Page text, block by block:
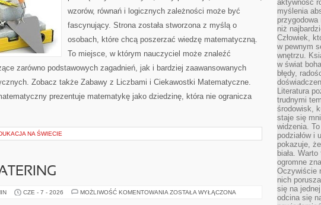
wzorów, równań i logicznych zależności może być
fascynujący. Strona została stworzona z myślą o
osobach, które chcą poszerzać wiedzę matematyczną.
To miejsce, w którym nauczyciel może znaleźć
zarówno podstawowych zagadnień, jak i bardziej zaawansowanych
Zobacz także Zabawy z Liczbami i Ciekawostki Matematyczne.
prezentuje matematykę jako dziedzinę, która nie ogranicza
NA ŚWIECIE
CZE - 7 - 2026 MOŻLIWOŚĆ KOMENTOWANIA MENU
ZOSTAŁA WYŁĄCZONA
aktywność
myślenia
niż
Człowiek,
w pewnym
wnętrzu.
w świat
błędy,
Literatura
trudnymi
środowisk,
staje się
widzenia.
podziałów i
pokazuje,
biała.
ogromne
Oczywiście
nich
się na
odcina się